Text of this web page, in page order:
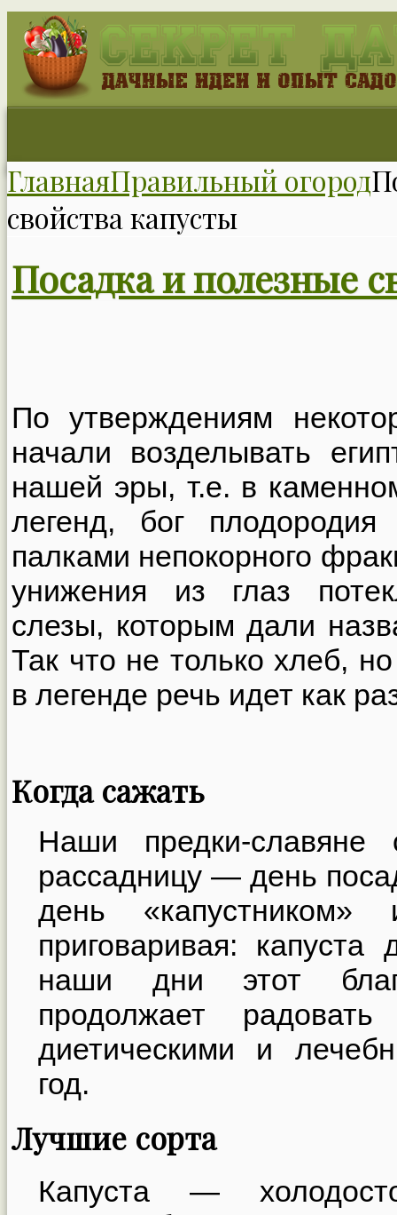
ГлавнаяПравильный огород
свойства капусты
Посадка и полезные
По утверждениям
начали возделывать
нашей эры, т.е. в
легенд, бог
палками непокорного
унижения из глаз
слезы, которым дали
Так что не только хлеб,
в легенде речь идет как
Когда сажать
Наши предки-
рассадницу — день
день «капустником»
приговаривая:
наши дни этот
продолжает
диетическими и
год.
Лучшие сорта
Капуста —